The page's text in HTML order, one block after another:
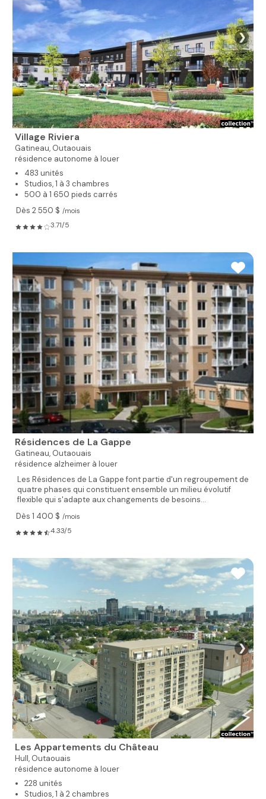
❯
Village Riviera
Gatineau, Outaouais
résidence autonome à louer
483 unités
Studios, 1 à 3 chambres
500 à 1 650 pieds carrés
Dès 2 550 $ /mois
3.71/5
Résidences de La Gappe
Gatineau, Outaouais
résidence alzheimer à louer
Les Résidences de La Gappe font partie d'un regroupement de
quatre phases qui constituent ensemble un milieu évolutif
flexible qui s'adapte aux changements de besoins...
Dès 1 400 $ /mois
4.33/5
❯
Les Appartements du Château
Hull, Outaouais
résidence autonome à louer
228 unités
Studios, 1 à 2 chambres